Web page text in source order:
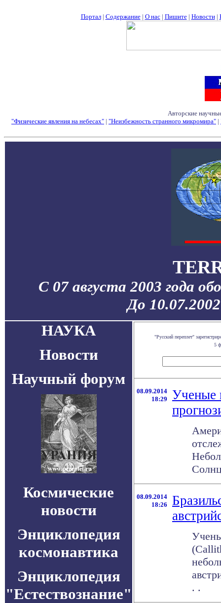
Портал| Содержание| О нас| Пишите| Новости|
Авторские
"Физические явления на небесах" | "Неизбежность странного микромира" |
С 07 августа 2003 года
До
НАУКА
Новости
Научный форум
Космические
новости
Энциклопедия
космонавтика
Энциклопедия
"Естествознание"
"Русский переплет"
5
08.09.2014
18:29
Ученые
08.09.2014
18:26
. .